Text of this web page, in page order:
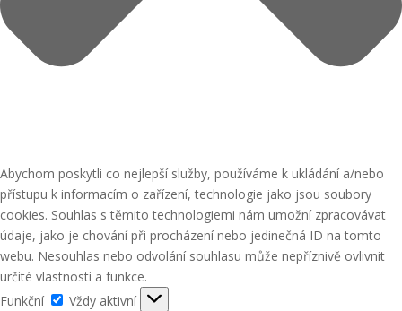
Abychom poskytli co nejlepší služby, používáme k ukládání a/nebo
přístupu k informacím o zařízení, technologie jako jsou soubory
cookies. Souhlas s těmito technologiemi nám umožní zpracovávat
údaje, jako je chování při procházení nebo jedinečná ID na tomto
webu. Nesouhlas nebo odvolání souhlasu může nepříznivě ovlivnit
určité vlastnosti a funkce.
Funkční
Funkční
Vždy aktivní